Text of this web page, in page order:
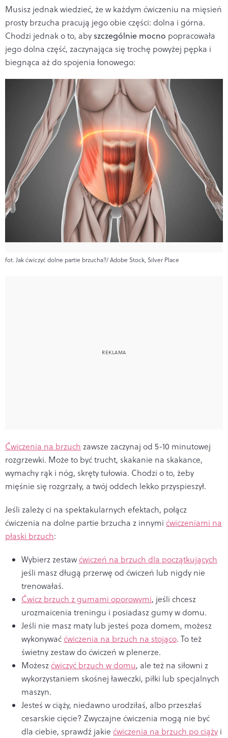
Musisz jednak wiedzieć, że w każdym ćwiczeniu na mięsień
prosty brzucha pracują jego obie części: dolna i górna.
Chodzi jednak o to, aby szczególnie mocno popracowała
jego dolna część, zaczynająca się trochę powyżej pępka i
biegnąca aż do spojenia łonowego:
fot. Jak ćwiczyć dolne partie brzucha?/ Adobe Stock, Silver Place
Ćwiczenia na brzuch zawsze zaczynaj od 5-10 minutowej
rozgrzewki. Może to być trucht, skakanie na skakance,
wymachy rąk i nóg, skręty tułowia. Chodzi o to, żeby
mięśnie się rozgrzały, a twój oddech lekko przyspieszył.
Jeśli zależy ci na spektakularnych efektach, połącz
ćwiczenia na dolne partie brzucha z innymi ćwiczeniami na
płaski brzuch:
Wybierz zestawćwiczeń na brzuch dla początkujących
jeśli masz długą przerwę od ćwiczeń lub nigdy nie
trenowałaś.
Ćwicz brzuch z gumami oporowymi, jeśli chcesz
urozmaicenia treningu i posiadasz gumy w domu.
Jeśli nie masz maty lub jesteś poza domem, możesz
wykonywaććwiczenia na brzuch na stojąco. To też
świetny zestaw do ćwiczeń w plenerze.
Możeszćwiczyć brzuch w domu, ale też na siłowni z
wykorzystaniem skośnej ławeczki, piłki lub specjalnych
maszyn.
Jesteś w ciąży, niedawno urodziłaś, albo przeszłaś
cesarskie cięcie? Zwyczajne ćwiczenia mogą nie być
dla ciebie, sprawdź jakie ćwiczenia na brzuch po ciąży i